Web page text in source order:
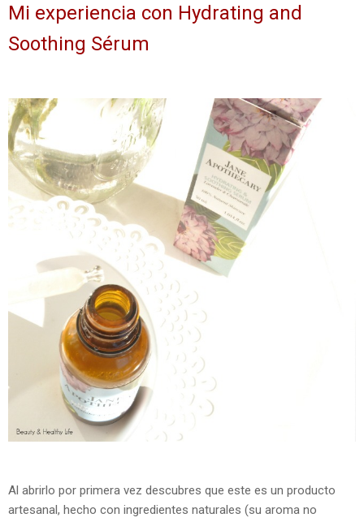
Mi experiencia con Hydrating and
Soothing Sérum
Al abrirlo por primera vez descubres que este es un producto
artesanal, hecho con ingredientes naturales (su aroma no